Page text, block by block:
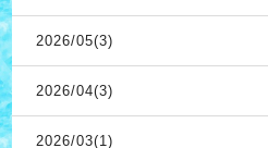
2026/05(3)
2026/04(3)
2026/03(1)